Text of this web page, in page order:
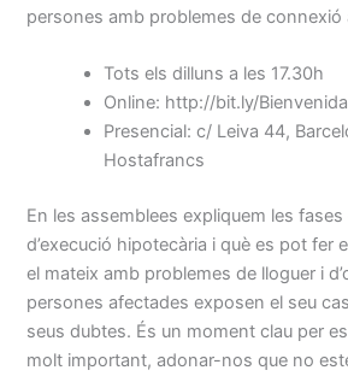
persones amb problemes de connexió
Tots els dilluns a les 17.30h
Online: http://bit.ly/
Presencial: c/ Leiva 44,
Hostafrancs
En les assemblees expliquem les
d’execució hipotecària i què es pot fer
el mateix amb problemes de lloguer i
persones afectades exposen el seu
seus dubtes. És un moment clau per
molt important, adonar-nos que no